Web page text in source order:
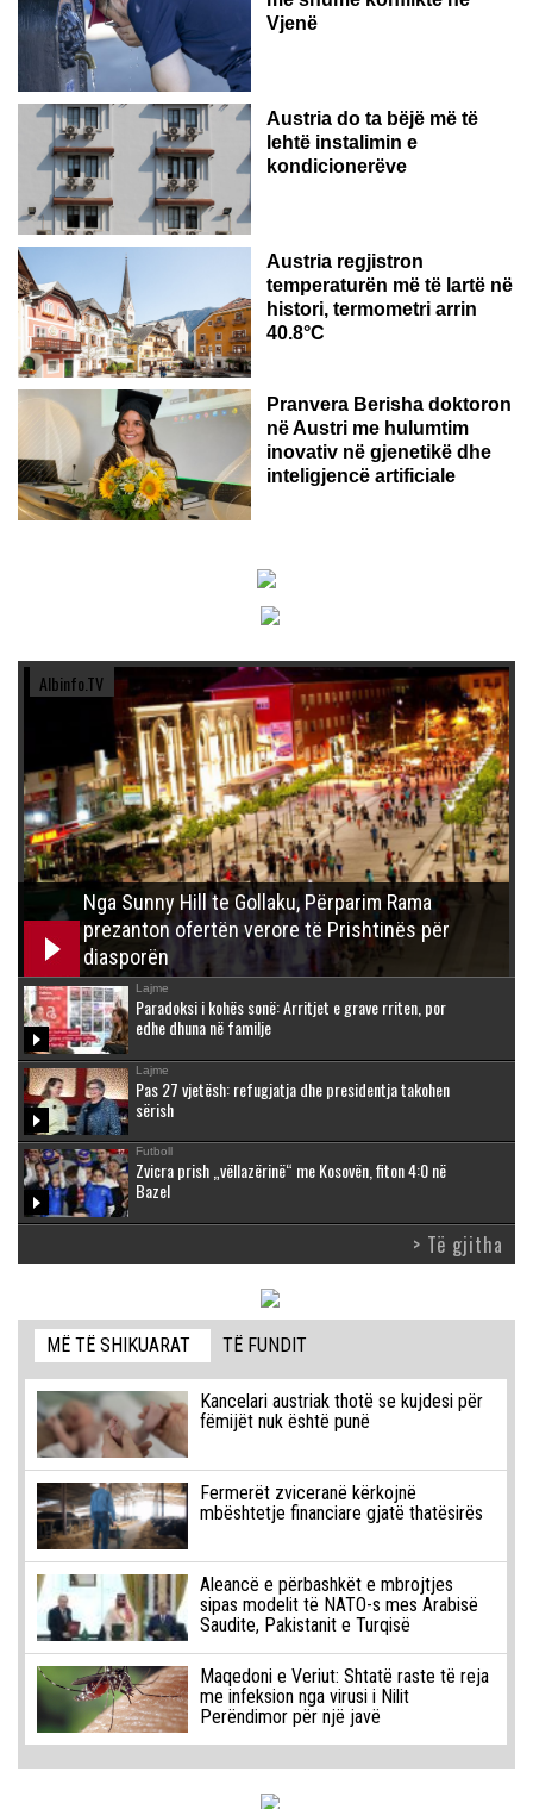
Vjenë
Austria do ta bëjë më të
lehtë instalimin e
kondicionerëve
Austria regjistron
temperaturën më të lartë në
histori, termometri arrin
40.8°C
AUSTRI
Pranvera Berisha doktoron
në Austri me hulumtim
inovativ në gjenetikë dhe
inteligjencë artificiale
Albinfo.TV
Nga Sunny Hill te Gollaku, Përparim Rama
prezanton ofertën verore të Prishtinës për
diasporën
Lajme
Paradoksi i kohës sonë: Arritjet e grave rriten, por
edhe dhuna në familje
Lajme
Pas 27 vjetësh: refugjatja dhe presidentja takohen
sërish
Futboll
Zvicra prish „vëllazërinë“ me Kosovën, fiton 4:0 në
Bazel
> Të gjitha
MË TË SHIKUARAT TË FUNDIT
Kancelari austriak thotë se kujdesi për
fëmijët nuk është punë
Fermerët zviceranë kërkojnë
mbështetje financiare gjatë thatësirës
Aleancë e përbashkët e mbrojtjes
sipas modelit të NATO-s mes Arabisë
Saudite, Pakistanit e Turqisë
Maqedoni e Veriut: Shtatë raste të reja
me infeksion nga virusi i Nilit
Perëndimor për një javë